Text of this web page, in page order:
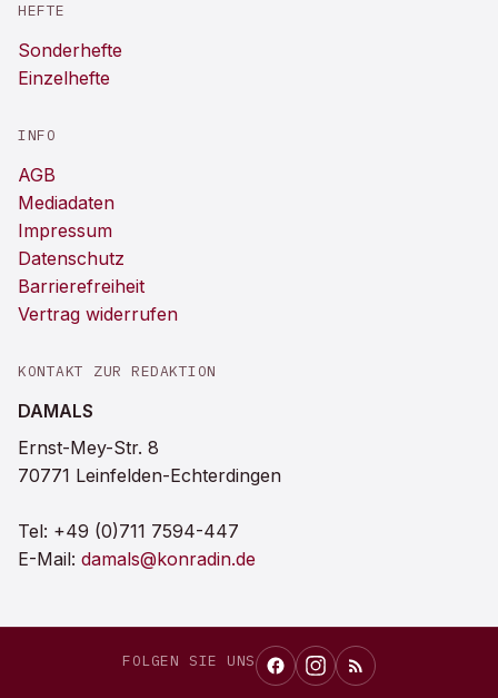
HEFTE
Sonderhefte
Einzelhefte
INFO
AGB
Mediadaten
Impressum
Datenschutz
Barrierefreiheit
Vertrag widerrufen
KONTAKT ZUR REDAKTION
DAMALS
Ernst-Mey-Str. 8
70771 Leinfelden-Echterdingen
Tel: +49 (0)711 7594-447
E-Mail: damals@konradin.de
FOLGEN SIE UNS